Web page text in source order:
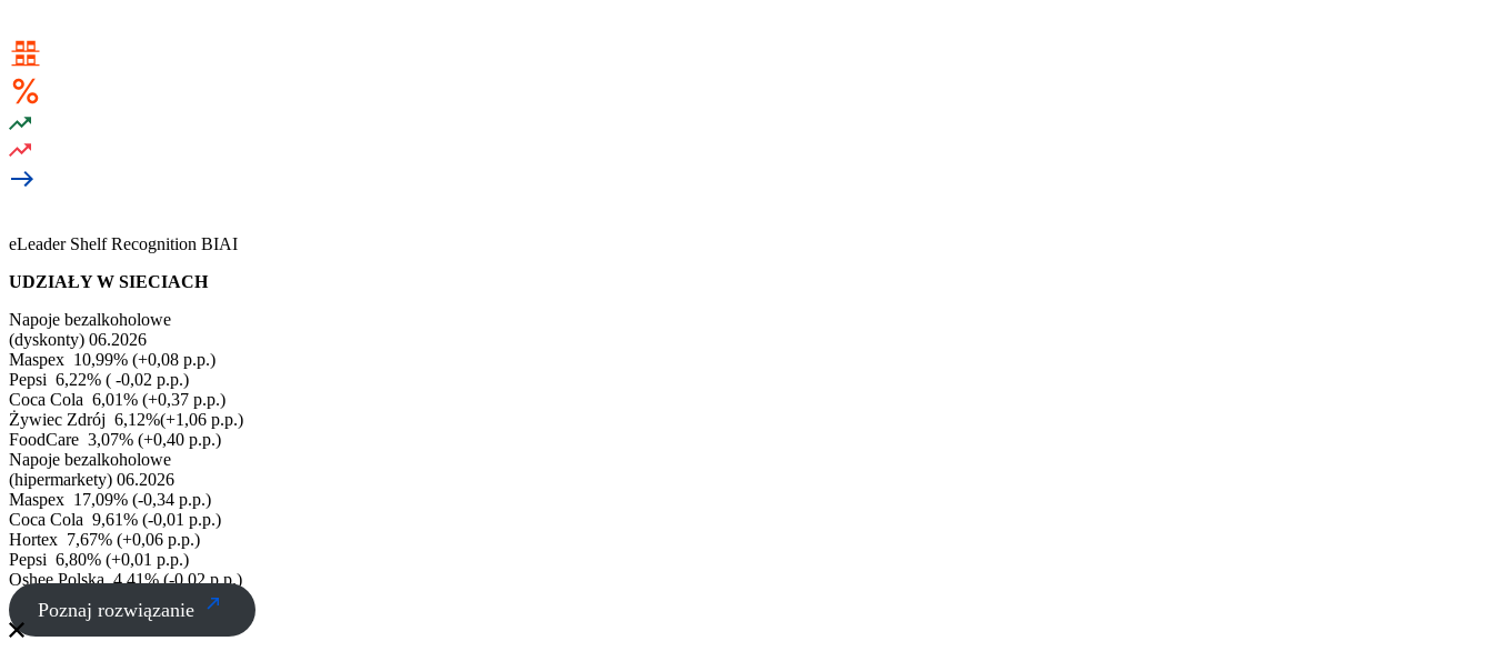
eLeader Shelf Recognition BIAI
UDZIAŁY W SIECIACH
Napoje bezalkoholowe
(dyskonty) 06.2026
Maspex 10,99% (+0,08 p.p.)
Pepsi 6,22% ( -0,02 p.p.)
Coca Cola 6,01% (+0,37 p.p.)
Żywiec Zdrój 6,12%(+1,06 p.p.)
FoodCare 3,07% (+0,40 p.p.)
Napoje bezalkoholowe
(hipermarkety) 06.2026
Maspex 17,09% (-0,34 p.p.)
Coca Cola 9,61% (-0,01 p.p.)
Hortex 7,67% (+0,06 p.p.)
Pepsi 6,80% (+0,01 p.p.)
Oshee Polska 4,41% (-0,02 p.p.)
Poznaj rozwiązanie